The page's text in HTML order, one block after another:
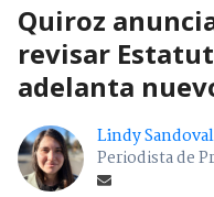
Quiroz
revisar
adelanta
Lindy Sandoval
Periodista de